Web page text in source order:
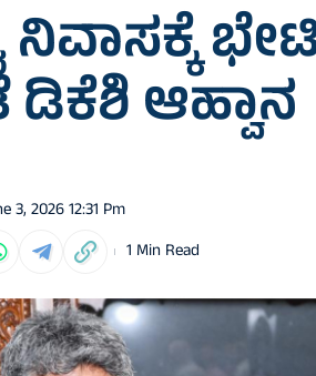
ಡಿಕೆಶಿ ಆಹ್ವಾನ
3, 2026 12:31 Pm
1 Min Read